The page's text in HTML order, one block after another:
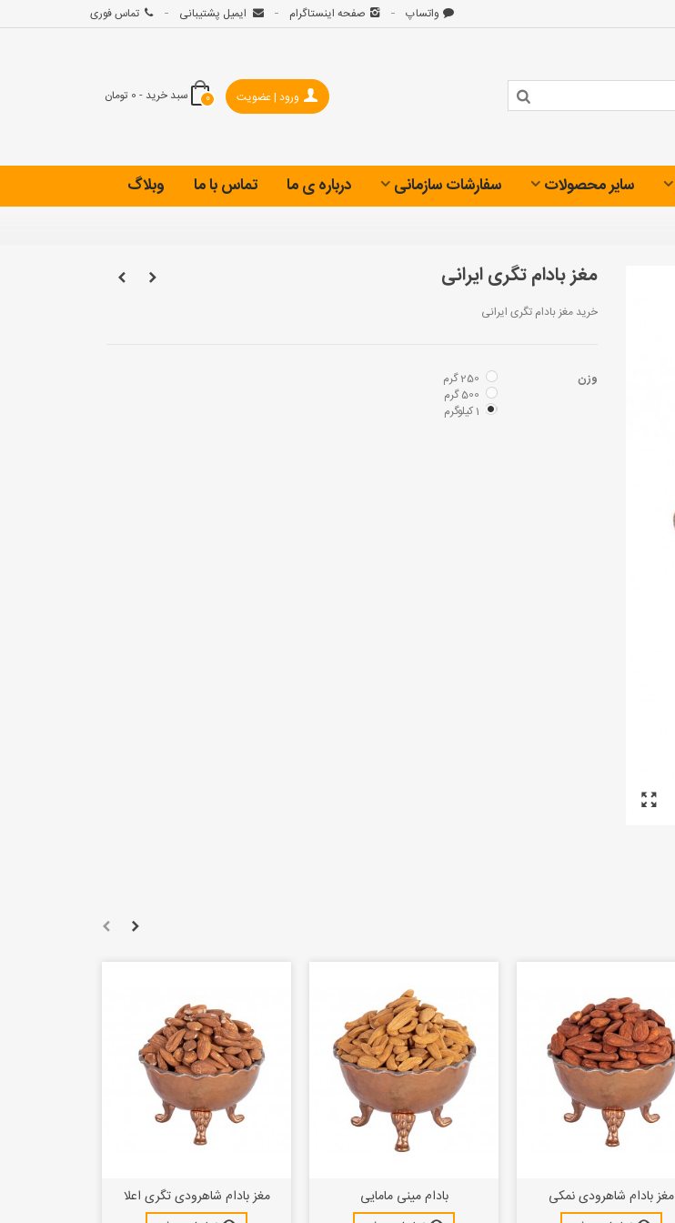
واتساپ صفحه اینستاگرام ایمیل پشتیبانی تماس فوری
0 سبد خرید - 0 تومان ورود | عضویت
سایر محصولات سفارشات سازمانی درباره ی ما تماس با ما وبلاگ
مغز بادام تگری ایرانی
خرید مغز بادام تگری ایرانی
وزن
250 گرم
500 گرم
1 کیلوگرم
مغز بادام شاهرودی تگری اعلا
بادام مینی مامایی
مغز بادام شاهرودی نمکی